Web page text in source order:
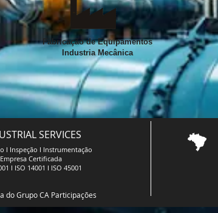
Fabricação de Equipamentos
Industria Mecânica
I Inspeção I Instrumentação
Empresa Certificada
I ISO 14001 I ISO 45001
SERVICES
do Grupo CA Participações